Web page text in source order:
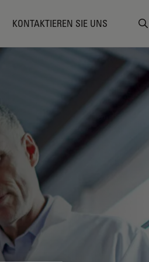
KONTAKTIEREN SIE UNS